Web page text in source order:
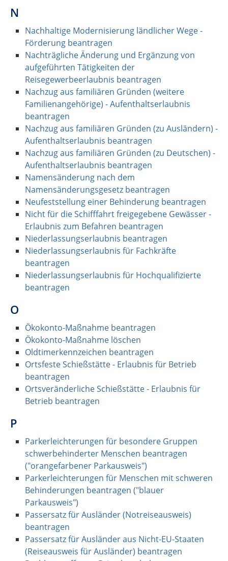
N
Nachhaltige Modernisierung ländlicher Wege -
Förderung beantragen
Nachträgliche Änderung und Ergänzung von
aufgeführten Tätigkeiten der
Reisegewerbeerlaubnis beantragen
Nachzug aus familiären Gründen (weitere
Familienangehörige) - Aufenthaltserlaubnis
beantragen
Nachzug aus familiären Gründen (zu Ausländern) -
Aufenthaltserlaubnis beantragen
Nachzug aus familiären Gründen (zu Deutschen) -
Aufenthaltserlaubnis beantragen
Namensänderung nach dem
Namensänderungsgesetz beantragen
Neufeststellung einer Behinderung beantragen
Nicht für die Schifffahrt freigegebene Gewässer -
Erlaubnis zum Befahren beantragen
Niederlassungserlaubnis beantragen
Niederlassungserlaubnis für Fachkräfte
beantragen
Niederlassungserlaubnis für Hochqualifizierte
beantragen
O
Ökokonto-Maßnahme beantragen
Ökokonto-Maßnahme löschen
Oldtimerkennzeichen beantragen
Ortsfeste Schießstätte - Erlaubnis für Betrieb
beantragen
Ortsveränderliche Schießstätte - Erlaubnis für
Betrieb beantragen
P
Parkerleichterungen für besondere Gruppen
schwerbehinderter Menschen beantragen
("orangefarbener Parkausweis")
Parkerleichterungen für Menschen mit schweren
Behinderungen beantragen ("blauer
Parkausweis")
Passersatz für Ausländer (Notreiseausweis)
beantragen
Passersatz für Ausländer aus Nicht-EU-Staaten
(Reiseausweis für Ausländer) beantragen